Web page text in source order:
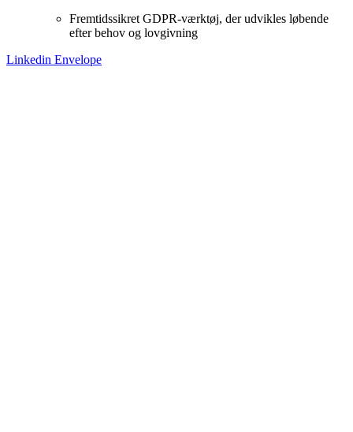
Fremtidssikret GDPR-værktøj, der udvikles løbende
efter behov og lovgivning
Linkedin Envelope